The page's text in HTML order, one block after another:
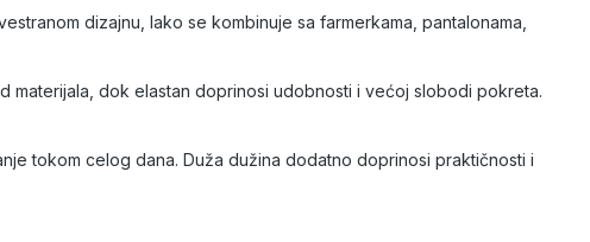
dizajnu, lako se kombinuje sa farmerkama, pantalonama,
materijala, dok elastan doprinosi udobnosti i većoj slobodi pokreta.
tokom celog dana. Duža dužina dodatno doprinosi praktičnosti i